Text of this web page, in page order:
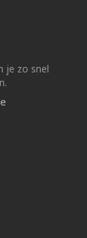
je zo snel